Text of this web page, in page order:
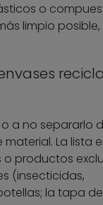
o
limpio
a no separarlo
La lista
productos
(insecticidas,
la tapa